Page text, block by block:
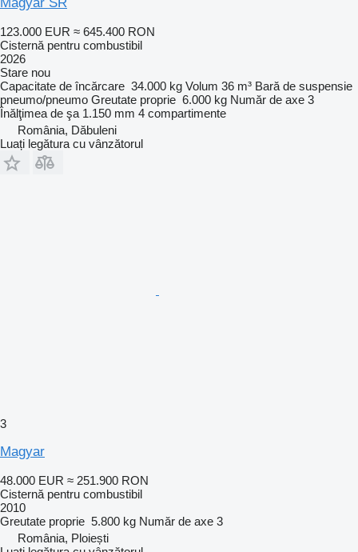
123.000 EUR ≈ 645.400 RON
Cisternă pentru combustibil
2026
Stare nou
Capacitate de încărcare 34.000 kg Volum 36 m³ Bară de suspensie
pneumo/pneumo Greutate proprie 6.000 kg Număr de axe 3
Înălţimea de şa 1.150 mm 4 compartimente
România, Dăbuleni
Luați legătura cu vânzătorul
3
Magyar
48.000 EUR ≈ 251.900 RON
Cisternă pentru combustibil
2010
Greutate proprie 5.800 kg Număr de axe 3
România, Ploiești